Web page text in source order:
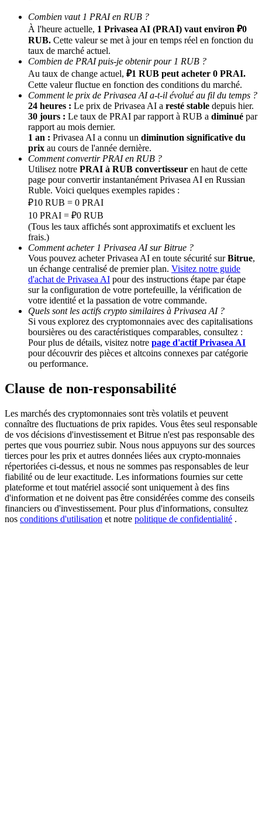
Parrainage
Invitez un ami pour recevoir des récompenses en espèces
BTC Welcome Rewards
BTC Welcome Rewards
Deposit & Trade BTC to Share 25000 USDT prize pool!
Deposit CASHCAT & Win
Share 500000 CASHCAT prize pool
Exclusive for BitMart Users
Precious Metals Trading Carnival
Trade Gold & Silver · 33,333 USDT Bonus
USDT New User Exclusive 10% APR
USDT Flexible Staking | Daily Rewards
Combien vaut 1 PRAI en RUB ?
À l'heure actuelle, 1 Privasea AI (PRAI) vaut environ ₽0
RUB. Cette valeur se met à jour en temps réel en fonction du
taux de marché actuel.
Combien de PRAI puis-je obtenir pour 1 RUB ?
Au taux de change actuel, ₽1 RUB peut acheter 0 PRAI.
Cette valeur fluctue en fonction des conditions du marché.
Comment le prix de Privasea AI a-t-il évolué au fil du temps ?
24 heures : Le prix de Privasea AI a resté stable depuis hier.
30 jours : Le taux de PRAI par rapport à RUB a diminué par
rapport au mois dernier.
1 an : Privasea AI a connu un diminution significative du
prix au cours de l'année dernière.
Comment convertir PRAI en RUB ?
Utilisez notre PRAI à RUB convertisseur en haut de cette
page pour convertir instantanément Privasea AI en Russian
Ruble. Voici quelques exemples rapides :
₽10 RUB = 0 PRAI
10 PRAI = ₽0 RUB
(Tous les taux affichés sont approximatifs et excluent les
frais.)
Comment acheter 1 Privasea AI sur Bitrue ?
Vous pouvez acheter Privasea AI en toute sécurité surBitrue,
un échange centralisé de premier plan. Visitez notre guide
d'achat de Privasea AI pour des instructions étape par étape
sur la configuration de votre portefeuille, la vérification de
votre identité et la passation de votre commande.
Quels sont les actifs crypto similaires à Privasea AI ?
Si vous explorez des cryptomonnaies avec des capitalisations
boursières ou des caractéristiques comparables, consultez :
Pour plus de détails, visitez notre page d'actif Privasea AI
pour découvrir des pièces et altcoins connexes par catégorie
ou performance.
Clause de non-responsabilité
Les marchés des cryptomonnaies sont très volatils et peuvent
connaître des fluctuations de prix rapides. Vous êtes seul responsable
de vos décisions d'investissement et Bitrue n'est pas responsable des
pertes que vous pourriez subir. Nous nous appuyons sur des sources
tierces pour les prix et autres données liées aux crypto-monnaies
répertoriées ci-dessus, et nous ne sommes pas responsables de leur
fiabilité ou de leur exactitude. Les informations fournies sur cette
plateforme et tout matériel associé sont uniquement à des fins
d'information et ne doivent pas être considérées comme des conseils
financiers ou d'investissement. Pour plus d'informations, consultez
nos conditions d'utilisation et notre politique de confidentialité .